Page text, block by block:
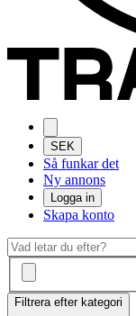
SEK
Så funkar det
Ny annons
Logga in
Skapa konto
Filtrera efter kategori